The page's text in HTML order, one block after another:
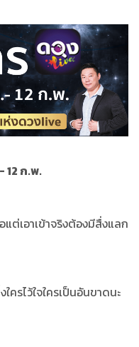
12 ก.พ.
ต่เอาเข้าจริงต้องมีสื่งแลก
ครไว้ใจใครเป็นอันขาดนะ